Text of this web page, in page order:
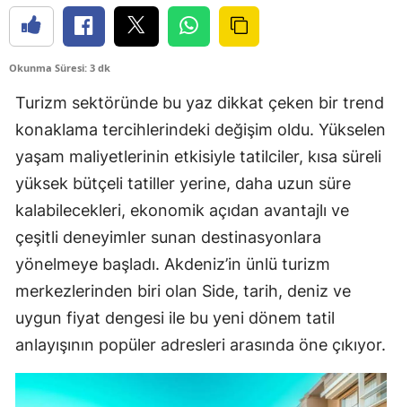
Okunma Süresi: 3 dk
Turizm sektöründe bu yaz dikkat çeken bir trend
konaklama tercihlerindeki değişim oldu. Yükselen
yaşam maliyetlerinin etkisiyle tatilciler, kısa süreli
yüksek bütçeli tatiller yerine, daha uzun süre
kalabilecekleri, ekonomik açıdan avantajlı ve
çeşitli deneyimler sunan destinasyonlara
yönelmeye başladı. Akdeniz’in ünlü turizm
merkezlerinden biri olan Side, tarih, deniz ve
uygun fiyat dengesi ile bu yeni dönem tatil
anlayışının popüler adresleri arasında öne çıkıyor.